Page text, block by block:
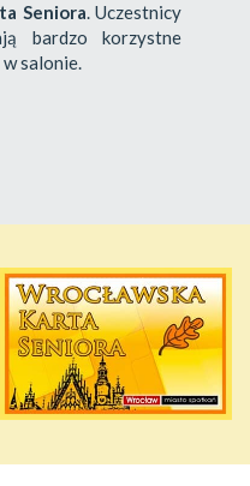
Seniora. Uczestnicy
bardzo korzystne
salonie.